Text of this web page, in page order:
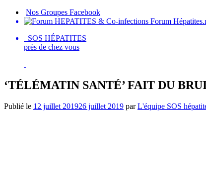
Nos Groupes Facebook
Forum
SOS HÉPATITES
près de chez vous
‘TÉLÉMATIN SANTÉ’ FAIT DU
Publié le 12 juillet 201926 juillet 2019 parL'équipe SOS